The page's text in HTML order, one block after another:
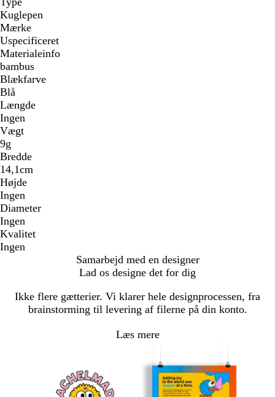
Kuglepen
Mærke
Uspecificeret
Materialeinfo
bambus
Blækfarve
Blå
Længde
Ingen
Vægt
9g
Bredde
14,1cm
Højde
Ingen
Diameter
Ingen
Kvalitet
Ingen
Samarbejd med en designer
Lad os designe det for dig
Ikke flere gætterier. Vi klarer hele designprocessen, fra
brainstorming til levering af filerne på din konto.
Læs mere